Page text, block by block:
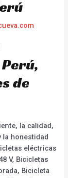
de
la calidad,
la honestidad
eléctricas
V, Bicicletas
Bicicleta